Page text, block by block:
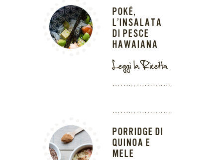
POKÉ,
L’INSALATA
DI PESCE
HAWAIANA
Leggi la Ricetta
PORRIDGE DI
QUINOA E
MELE